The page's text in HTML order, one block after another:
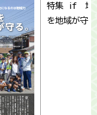
特集 if 地
を地域が守